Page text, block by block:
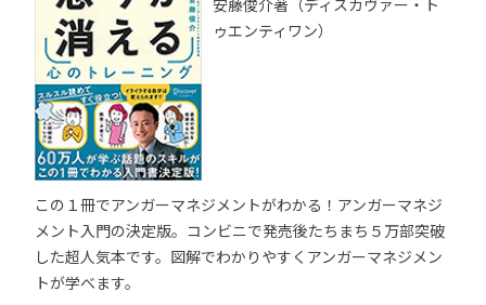
ゥエンティワン）
この１冊でアンガーマネジメントがわかる！アンガーマネジ
メント入門の決定版。コンビニで発売後たちまち５万部突破
した超人気本です。図解でわかりやすくアンガーマネジメン
トが学べます。